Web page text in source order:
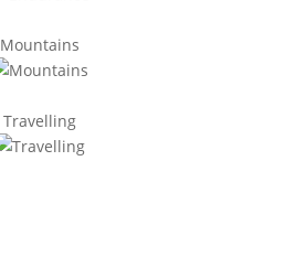
Mountains
Travelling